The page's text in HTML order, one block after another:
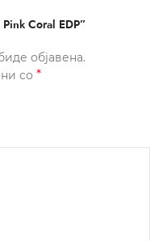
Coral EDP”
објавена.
со *